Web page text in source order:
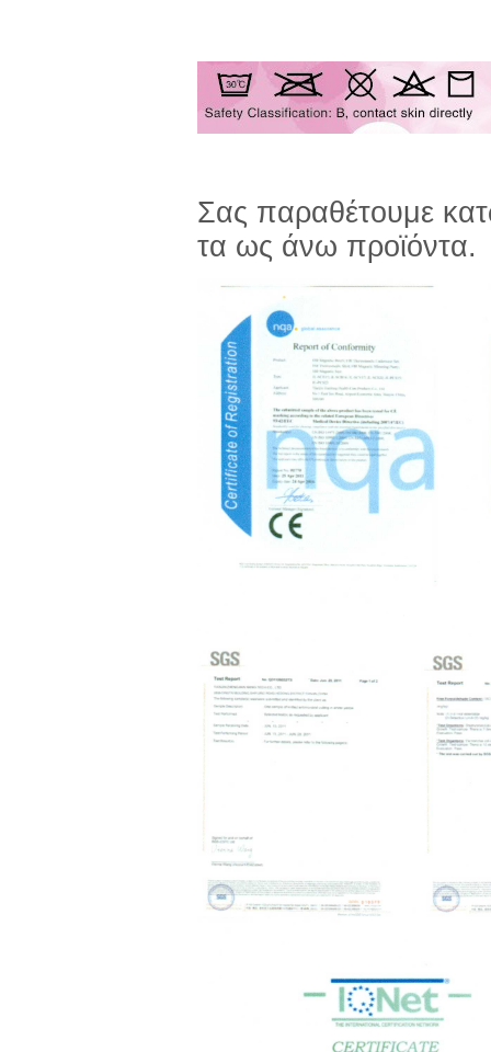
Σας παραθέτουμε
τα ως άνω προϊόντα.